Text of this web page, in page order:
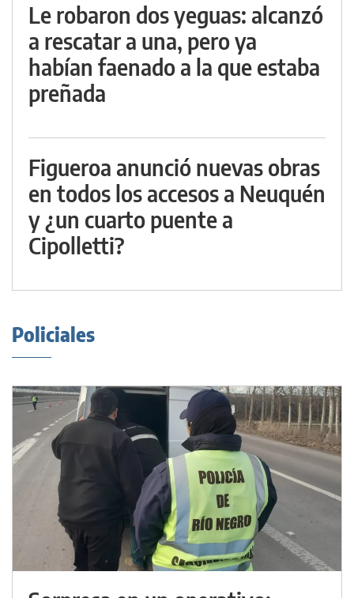
Le robaron dos yeguas: alcanzó
a rescatar a una, pero ya
habían faenado a la que estaba
preñada
Figueroa anunció nuevas obras
en todos los accesos a Neuquén
y ¿un cuarto puente a
Cipolletti?
Policiales